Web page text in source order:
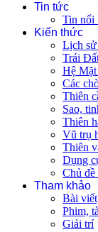
Tin tức
Tin nổi
Kiến thức
Lịch sử
Trái
Hệ
Các
Thiên
Sao,
Thiên
Vũ trụ
Thiên
Dụng
Chủ đề
Tham khảo
Bài
Phim,
Giải trí